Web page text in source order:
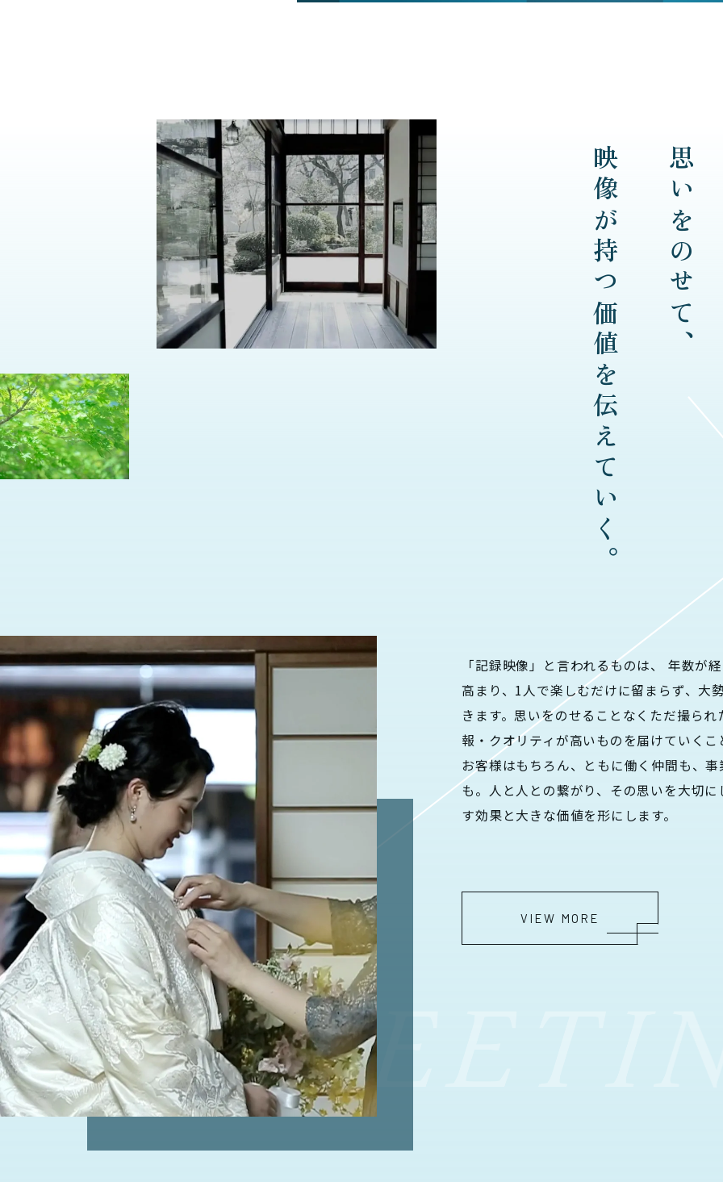
思いをのせて、
映像が持つ価値を伝えていく。
「記録映像」と言われるものは、 年数が
高まり、1人で楽しむだけに留まらず、大
きます。思いをのせることなくただ撮ら
報・クオリティが高いものを届けていく
お客様はもちろん、ともに働く仲間も、
も。人と人との繋がり、その思いを大切
す効果と大きな価値を形にします。
VIEW MORE